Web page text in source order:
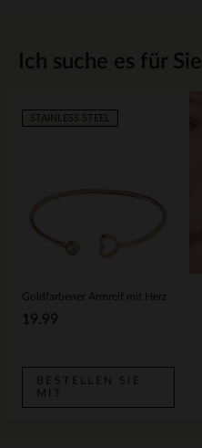
Ich suche es für Sie
Goldfarbener Armreif mit Herz
19.99
STAINLESS STEEL
BESTELLEN SIE
MIT